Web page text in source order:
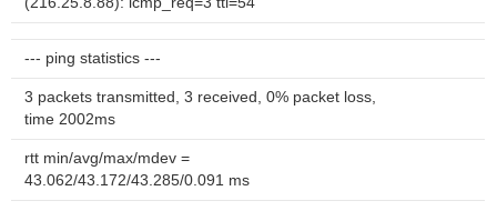
--- ping statistics ---
3 packets transmitted, 3 received, 0% packet loss,
time 2002ms
rtt min/avg/max/mdev =
43.062/43.172/43.285/0.091 ms